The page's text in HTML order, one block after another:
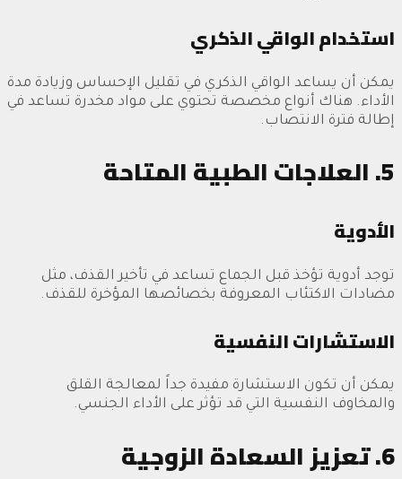
استخدام الواقي الذكري
يمكن أن يساعد الواقي الذكري في تقليل الإحساس وزيادة مدة
الأداء. هناك أنواع مخصصة تحتوي على مواد مخدرة تساعد في
إطالة فترة الانتصاب.
5. العلاجات الطبية المتاحة
الأدوية
توجد أدوية تؤخذ قبل الجماع تساعد في تأخير القذف، مثل
مضادات الاكتئاب المعروفة بخصائصها المؤخرة للقذف.
الاستشارات النفسية
يمكن أن تكون الاستشارة مفيدة جداً لمعالجة القلق
والمخاوف النفسية التي قد تؤثر على الأداء الجنسي.
6. تعزيز السعادة الزوجية